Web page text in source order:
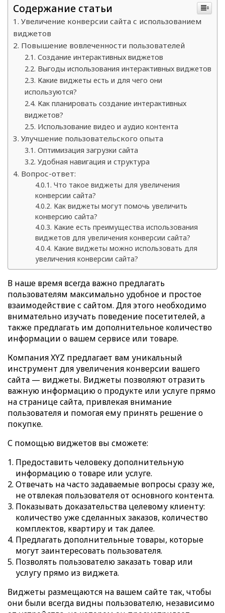
Содержание статьи
Увеличение конверсии сайта с использованием
виджетов
Повышение вовлеченности пользователей
Создание интерактивных виджетов
Выгоды использования интерактивных виджетов
Какие виджеты есть и для чего они
используются?
Как планировать создание интерактивных
виджетов?
Использование видео и аудио контента
Улучшение пользовательского опыта
Оптимизация загрузки сайта
Удобная навигация и структура
Вопрос-ответ:
Что такое виджеты для увеличения
конверсии сайта?
Как виджеты могут помочь увеличить
конверсию сайта?
Какие есть преимущества использования
виджетов для увеличения конверсии сайта?
Какие виджеты можно использовать для
увеличения конверсии сайта?
В наше время всегда важно предлагать
пользователям максимально удобное и простое
взаимодействие с сайтом. Для этого необходимо
внимательно изучать поведение посетителей, а
также предлагать им дополнительное количество
информации о вашем сервисе или товаре.
Компания XYZ предлагает вам уникальный
инструмент для увеличения конверсии вашего
сайта — виджеты. Виджеты позволяют отразить
важную информацию о продукте или услуге прямо
на странице сайта, привлекая внимание
пользователя и помогая ему принять решение о
покупке.
С помощью виджетов вы сможете:
Предоставить человеку дополнительную
информацию о товаре или услуге.
Отвечать на часто задаваемые вопросы сразу же,
не отвлекая пользователя от основного контента.
Показывать доказательства целевому клиенту:
количество уже сделанных заказов, количество
комплектов, квартиру и так далее.
Предлагать дополнительные товары, которые
могут заинтересовать пользователя.
Позволять пользователю заказать товар или
услугу прямо из виджета.
Виджеты размещаются на вашем сайте так, чтобы
они были всегда видны пользователю, независимо